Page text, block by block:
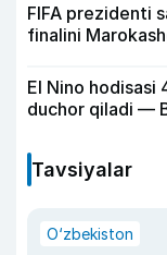
FIFA prezidenti
finalini
El Nino hodisasi
duchor qiladi —
Tavsiyalar
O‘zbekiston